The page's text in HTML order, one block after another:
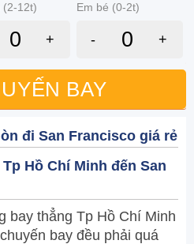
(2-12t) Em bé (0-2t)
+ - +
BAY
đi San Francisco giá rẻ
Hồ Chí Minh đến San
bay thẳng Tp Hồ Chí Minh
bay đều phải quá